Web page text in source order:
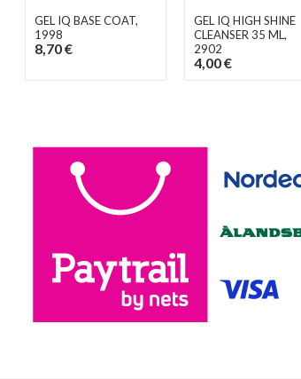
GEL IQ BASE COAT,
1998
8,70 €
GEL IQ HIGH SHINE
CLEANSER 35 ML,
2902
4,00 €